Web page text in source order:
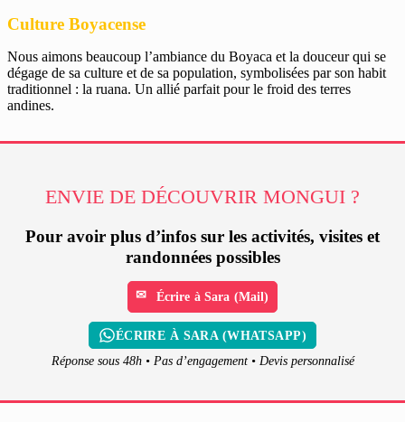
Culture Boyacense
Nous aimons beaucoup l’ambiance du Boyaca et la douceur qui se
dégage de sa culture et de sa population, symbolisées par son habit
traditionnel : la ruana. Un allié parfait pour le froid des terres
andines.
ENVIE DE DÉCOUVRIR MONGUI ?
Pour avoir plus d’infos sur les activités, visites et
randonnées possibles
Écrire à Sara (Mail)
ÉCRIRE À SARA (WHATSAPP)
Réponse sous 48h • Pas d’engagement • Devis personnalisé